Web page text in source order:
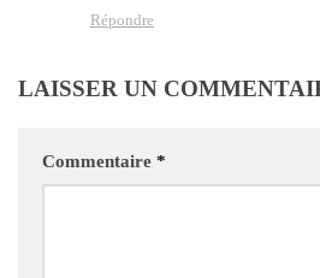
Répondre
LAISSER UN
Commentaire *